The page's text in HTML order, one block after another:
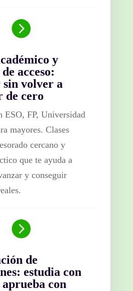

y
acceso:
volver a
de cero
ESO, FP, Universidad
mayores. Clases
cercano y
que te ayuda a
y conseguir

de
estudia con
con